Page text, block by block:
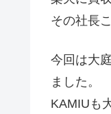
その社長
今回は大
ました。
KAMIUも